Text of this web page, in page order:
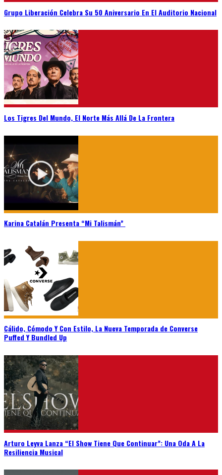
Grupo Liberación Celebra Su 50 Aniversario En El Auditorio Nacional
Los Tigres Del Mundo, El Norte Más Allá De La Frontera
Karina Catalán Presenta “Mi Talismán”
Cálido, Cómodo Y Con Estilo, La Nueva Temporada de Converse
Puffed Y Bundled Up
Arturo Leyva Lanza “El Show Tiene Que Continuar”: Una Oda A La
Resiliencia Musical